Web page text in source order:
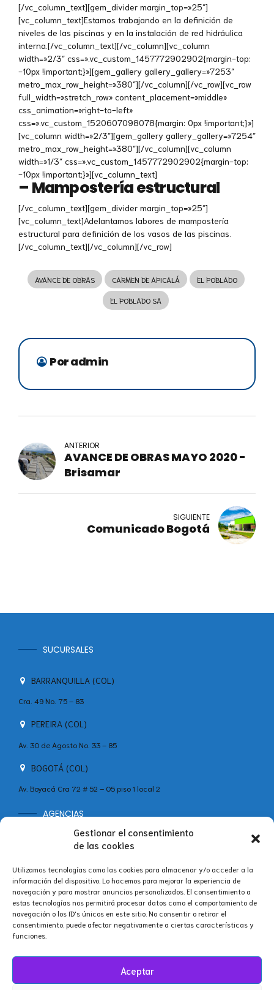
Gestionar el consentimiento
de las cookies
Utilizamos tecnologías como las cookies para almacenar y/o acceder a la
información del dispositivo. Lo hacemos para mejorar la experiencia de
navegación y para mostrar anuncios personalizados. El consentimiento a
estas tecnologías nos permitirá procesar datos como el comportamiento de
navegación o los ID's únicos en este sitio. No consentir o retirar el
consentimiento, puede afectar negativamente a ciertas características y
funciones.
Aceptar
[/vc_column_text][gem_divider margin_top=»25″]
[vc_column_text]Estamos trabajando en la definición de
niveles de las piscinas y en la instalación de red hidráulica
interna.[/vc_column_text][/vc_column][vc_column
width=»2/3″ css=».vc_custom_1457772902902{margin-top:
-10px !important;}»][gem_gallery gallery_gallery=»7253″
metro_max_row_height=»380″][/vc_column][/vc_row][vc_row
full_width=»stretch_row» content_placement=»middle»
css_animation=»right-to-left»
css=».vc_custom_1520607098078{margin: 0px !important;}»]
[vc_column width=»2/3″][gem_gallery gallery_gallery=»7254″
metro_max_row_height=»380″][/vc_column][vc_column
width=»1/3″ css=».vc_custom_1457772902902{margin-top:
-10px !important;}»][vc_column_text]
– Mampostería estructural
[/vc_column_text][gem_divider margin_top=»25″]
[vc_column_text]Adelantamos labores de mampostería
estructural para definición de los vasos de las piscinas.
[/vc_column_text][/vc_column][/vc_row]
AVANCE DE OBRAS CARMEN DE APICALÁ EL POBLADO
EL POBLADO SA
Por admin
ANTERIOR
AVANCE DE OBRAS MAYO 2020 -
Brisamar
SIGUIENTE
Comunicado Bogotá
SUCURSALES
BARRANQUILLA (COL)
Cra. 49 No. 75 – 83
PEREIRA (COL)
Av. 30 de Agosto No. 33 – 85
BOGOTÁ (COL)
Av. Boyacá Cra 72 # 52 – 05 piso 1 local 2
AGENCIAS
MADRID (ESP)
+34 642 60 46 11
España
Síguenos en nuestras redes.